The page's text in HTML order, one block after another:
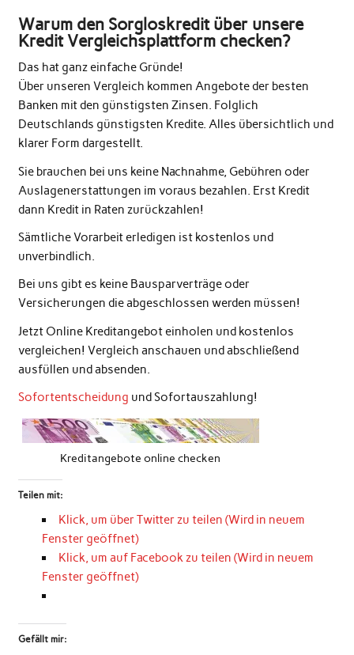
Warum den Sorgloskredit über unsere
Kredit Vergleichsplattform checken?
Das hat ganz einfache Gründe!
Über unseren Vergleich kommen Angebote der besten
Banken mit den günstigsten Zinsen. Folglich
Deutschlands günstigsten Kredite. Alles übersichtlich und
klarer Form dargestellt.
Sie brauchen bei uns keine Nachnahme, Gebühren oder
Auslagenerstattungen im voraus bezahlen. Erst Kredit
dann Kredit in Raten zurückzahlen!
Sämtliche Vorarbeit erledigen ist kostenlos und
unverbindlich.
Bei uns gibt es keine Bausparverträge oder
Versicherungen die abgeschlossen werden müssen!
Jetzt Online Kreditangebot einholen und kostenlos
vergleichen! Vergleich anschauen und abschließend
ausfüllen und absenden.
Sofortentscheidung und Sofortauszahlung!
Kreditangebote online checken
Teilen mit:
Klick, um über Twitter zu teilen (Wird in neuem
Fenster geöffnet)
Klick, um auf Facebook zu teilen (Wird in neuem
Fenster geöffnet)
Gefällt mir: